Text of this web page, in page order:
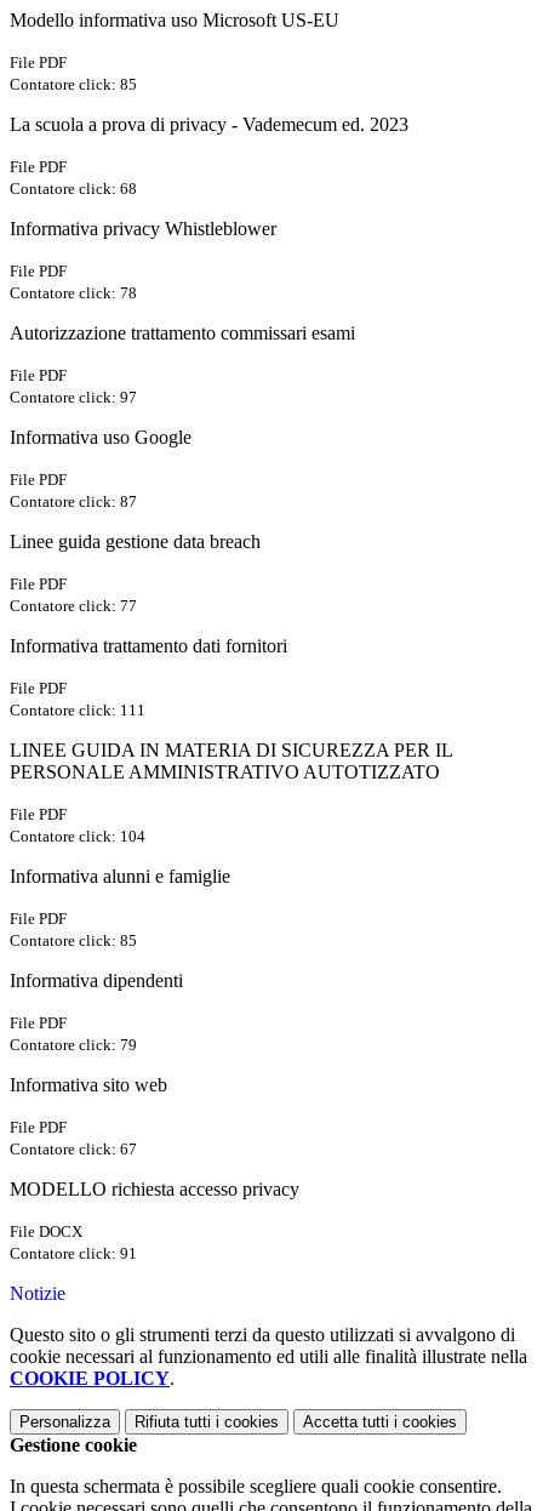
Modello informativa uso Microsoft US-EU
File PDF
Contatore click: 85
La scuola a prova di privacy - Vademecum ed. 2023
File PDF
Contatore click: 68
Informativa privacy Whistleblower
File PDF
Contatore click: 78
Autorizzazione trattamento commissari esami
File PDF
Contatore click: 97
Informativa uso Google
File PDF
Contatore click: 87
Linee guida gestione data breach
File PDF
Contatore click: 77
Informativa trattamento dati fornitori
File PDF
Contatore click: 111
LINEE GUIDA IN MATERIA DI SICUREZZA PER IL
PERSONALE AMMINISTRATIVO AUTOTIZZATO
File PDF
Contatore click: 104
Informativa alunni e famiglie
File PDF
Contatore click: 85
Informativa dipendenti
File PDF
Contatore click: 79
Informativa sito web
File PDF
Contatore click: 67
MODELLO richiesta accesso privacy
File DOCX
Contatore click: 91
Notizie
Questo sito o gli strumenti terzi da questo utilizzati si avvalgono di
cookie necessari al funzionamento ed utili alle finalità illustrate nella
COOKIE POLICY.
Personalizza Rifiuta tutti i cookies Accetta tutti i cookies
Gestione cookie
In questa schermata è possibile scegliere quali cookie consentire.